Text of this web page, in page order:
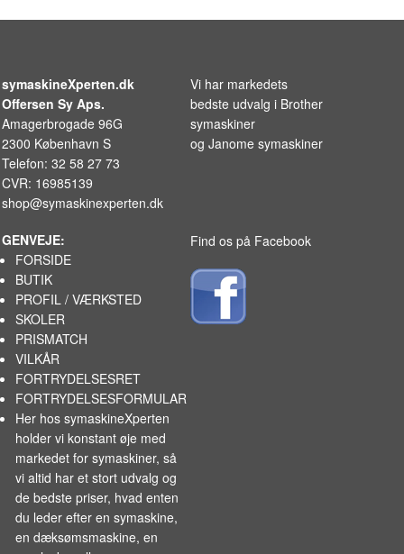
symaskineXperten.dk
Offersen Sy Aps.
Amagerbrogade 96G
2300 København S
Telefon: 32 58 27 73
CVR: 16985139
shop@symaskinexperten.dk
Vi har markedets
bedste udvalg i Brother
symaskiner
og Janome symaskiner
GENVEJE:
FORSIDE
BUTIK
PROFIL / VÆRKSTED
SKOLER
PRISMATCH
VILKÅR
FORTRYDELSESRET
FORTRYDELSESFORMULAR
Her hos symaskineXperten
holder vi konstant øje med
markedet forsymaskiner, så
vi altid har et stort udvalg og
de bedste priser, hvad enten
du leder efter en symaskine,
en dæksømsmaskine, en
Find os på Facebook